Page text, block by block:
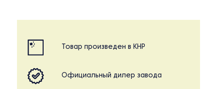
Товар произведен в КНР
Официальный дилер завода